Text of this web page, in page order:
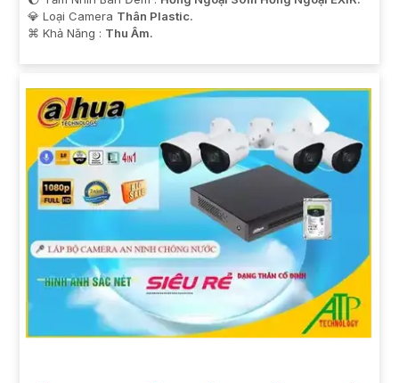
💎 Loại Camera Thân Plastic.
️⌘ Khả Năng : Thu Âm.